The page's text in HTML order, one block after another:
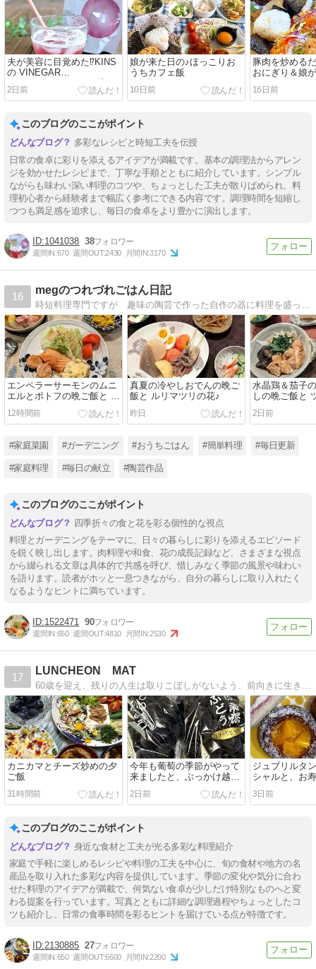
夫が美容に目覚めた⁉KINS
の VINEGAR
PROTEIN（ビネガープロ
テイン）
2日前
娘が来た日の♪ほっこりお
うちカフェ飯
10日前
豚肉を炒める
おにぎり＆娘
16日前
このブログのここがポイント
多彩なレシピと時短工夫を伝授
日常の食卓に彩りを添えるアイデアが満載です。基本の調理法からアレン
ジを効かせたレシピまで、丁寧な手順とともに紹介しています。シンプル
ながらも味わい深い料理のコツや、ちょっとした工夫が散りばめられ、料
理初心者から経験者まで幅広く参考にできる内容です。調理時間を短縮し
つつも満足感を追求し、毎日の食卓をより豊かに演出します。
1041038 38
週間IN:670 週間OUT:2430 月間IN:3170
16
megのつれづれごはん日記
時短料理専門ですが 趣味の陶芸で作った自作の器に料理を盛って楽しんでます。３６０坪の自宅で咲く季節の花々も紹介してます。家庭菜園もしてますよ。
エンペラーサーモンのムニ
エルとポトフの晩ご飯と 百
日紅の花♪
12時間前
真夏の冷やしおでんの晩ご
飯と ルリマツリの花♪
昨日
水晶鶏＆茄子
しの晩ご飯と
2日前
#家庭菜園 #ガーデニング #おうちごはん #簡単料理 #毎日更新
#家庭料理 #毎日の献立 #陶芸作品
このブログのここがポイント
四季折々の食と花を彩る個性的な視点
料理とガーデニングをテーマに、日々の暮らしに彩りを添えるエピソード
を鋭く映し出します。肉料理や和食、花の成長記録など、さまざまな視点
から綴られる文章は具体的で共感を呼び、惜しみなく季節の風景や味わい
を語ります。読者がホッと一息つきながら、自分の暮らしに取り入れたく
なるようなヒントに満ちています。
1522471 90
週間IN:650 週間OUT:4810 月間IN:2530
17
LUNCHEON MAT
60歳を迎え、残りの人生は取りこぼしがないよう、前向きに生きていきたいと思っています
カニカマとチーズ炒めの夕
ご飯
31時間前
今年も葡萄の季節がやって
来ましたと、ぶっかけ越前
そばの夕ご飯
2日前
ジュブリルタ
シャルと、お
キーニ炒めの
3日前
このブログのここがポイント
身近な食材と工夫が光る多彩な料理紹介
家庭で手軽に楽しめるレシピや料理の工夫を中心に、旬の食材や地方の名
産品を取り入れた多彩な内容を提供しています。季節の変化や気分に合わ
せた料理のアイデアが満載で、何気ない食卓が少しだけ特別なものへと変
わる提案を行っています。写真とともに詳細な調理過程やちょっとしたコ
ツも紹介し、日常の食事時間を彩るヒントを届けている点が特徴です。
2130885 27
週間IN:650 週間OUT:6600 月間IN:2200